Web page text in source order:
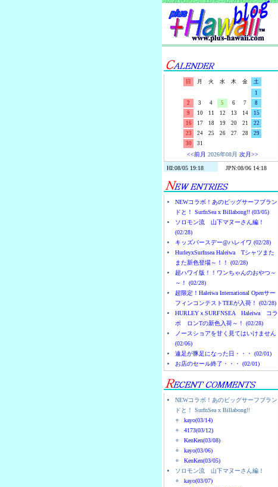
日 月 火 水 木 金
土
1
2
3 4 5 6 7
8
9
10 11 12 13 14
15
16
17 18 19 20 21
22
23
24 25 26 27 28
29
30
31
<<前月 2026年08月 次月>>
NEWコラボ！あのビッグサーフブラン
ドと！ SurfnSea x Billabong!! (03/05)
ソロモン流 山下マヌーさん編！
(02/28)
キッズバースデー@ハレイワ (02/28)
HurleyxSurfnsea Haleiwa Tシャツまた
また新色登場～！！ (02/28)
超ハワイ版！！ワンちゃんのおやつ～
～！ (02/28)
超限定！Haleiwa International Openサー
フィンコンテストTEEが入荷！ (02/28)
HURLEYｘSURFNSEA Haleiwa コラ
ボ ロンTの新色入荷～！ (02/28)
ノースショアを甘く見てはいけません
(02/06)
遠足が豚足になった日・・・ (02/01)
お店のセール終了・・・ (02/01)
NEWコラボ！あのビッグサーフブラン
ドと！ SurfnSea x Billabong!!
kayo(03/14)
4173(03/12)
KenKen(03/08)
kayo(03/06)
KenKen(03/05)
ソロモン流 山下マヌーさん編！
kayo(03/07)